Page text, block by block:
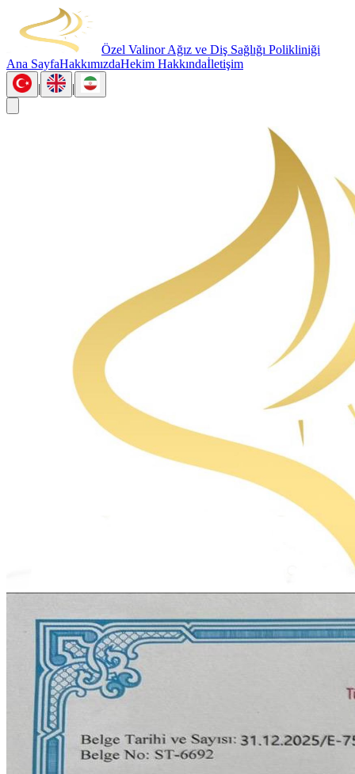
Özel Valinor Ağız ve Diş Sağlığı Polikliniği
Ana SayfaHakkımızdaHekim Hakkındaİletişim
|
|